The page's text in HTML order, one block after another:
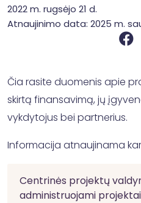
2022 m. rugsėjo 21 d.
Atnaujinimo data: 2025 m.
Čia rasite duomenis apie
skirtą finansavimą, jų
vykdytojus bei partnerius.
Informacija atnaujinama
Centrinės projektų
administruojami projektai